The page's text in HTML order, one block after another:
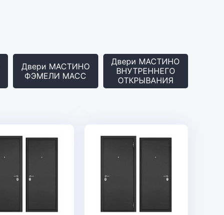
Двери МАСТИНО
ФЭМЕЛИ МАСС
Двери МАСТИНО
ВНУТРЕННЕГО
ОТКРЫВАНИЯ